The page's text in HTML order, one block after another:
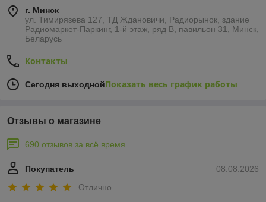
г. Минск
ул. Тимирязева 127, ТД Ждановичи, Радиорынок, здание
Радиомаркет-Паркинг, 1-й этаж, ряд В, павильон 31, Минск,
Беларусь
Контакты
Сегодня выходнойПоказать весь график работы
Отзывы о магазине
690 отзывов за всё время
08.08.2026
Покупатель
Отлично